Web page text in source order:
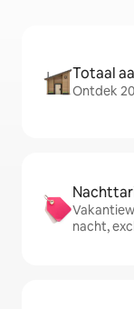
Totaal
Ontdek
nacht,